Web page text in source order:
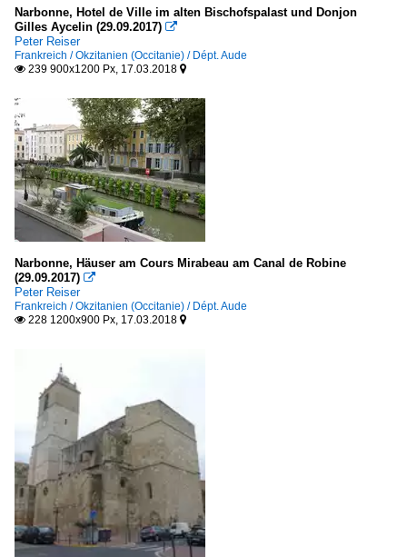
Narbonne, Hotel de Ville im alten Bischofspalast und Donjon
Gilles Aycelin (29.09.2017) 
Peter Reiser
Frankreich / Okzitanien (Occitanie) / Dépt. Aude
 239 900x1200 Px, 17.03.2018 
Narbonne, Häuser am Cours Mirabeau am Canal de Robine
(29.09.2017) 
Peter Reiser
Frankreich / Okzitanien (Occitanie) / Dépt. Aude
 228 1200x900 Px, 17.03.2018 